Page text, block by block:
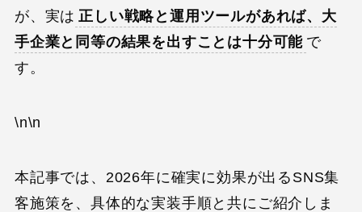
が、実は 正しい戦略と運用ツールがあれば、大
手企業と同等の結果を出すことは十分可能 で
す。
\n\n
本記事では、2026年に確実に効果が出るSNS集
客施策を、具体的な実装手順と共にご紹介しま